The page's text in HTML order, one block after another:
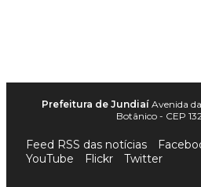
Prefeitura de Jundiaí Avenida
Botânico - CEP
Feed RSS das notícias
YouTube
Flickr Twitter